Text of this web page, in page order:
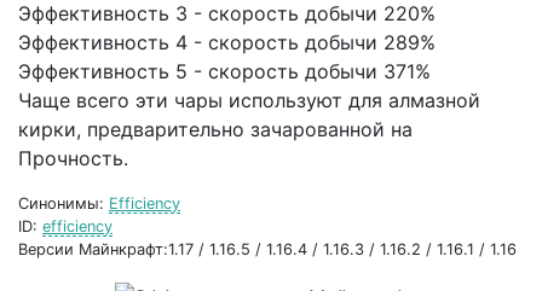
Эффективность 3 - скорость добычи 220%
Эффективность 4 - скорость добычи 289%
Эффективность 5 - скорость добычи 371%
Чаще всего эти чары используют для алмазной
кирки, предварительно зачарованной на
Прочность.
Синонимы: Efficiency
ID: efficiency
Версии Майнкрафт:1.17 / 1.16.5 / 1.16.4 / 1.16.3 / 1.16.2 / 1.16.1 / 1.16